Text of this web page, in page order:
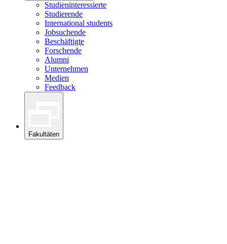
Studieninteressierte
Studierende
International students
Jobsuchende
Beschäftigte
Forschende
Alumni
Unternehmen
Medien
Feedback
Fakultäten